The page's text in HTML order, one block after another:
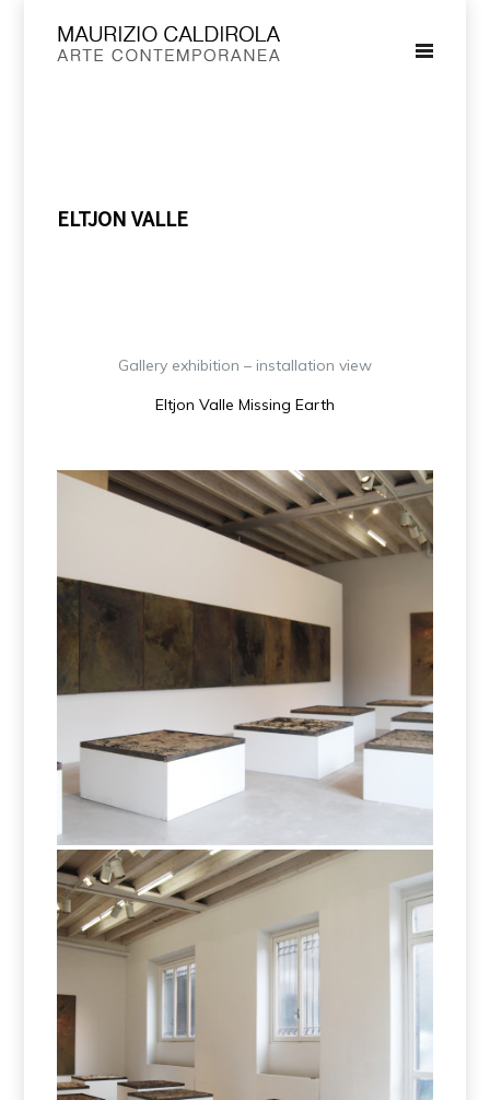
ELTJON VALLE
Gallery exhibition – installation view
Eltjon Valle Missing Earth
Eltjon Valle – Missing Earth
Eltjon Valle – Missing Earth